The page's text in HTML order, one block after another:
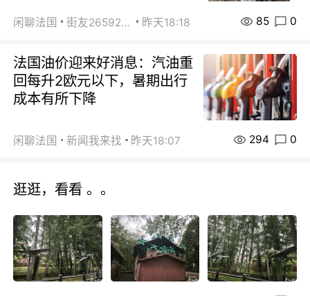
闲聊法国 街友26592800 昨天18:18 85 0
法国油价迎来好消息：汽油重
回每升2欧元以下，暑期出行
成本有所下降
闲聊法国 新闻我来找 昨天18:07 294 0
逛逛，看看 。。